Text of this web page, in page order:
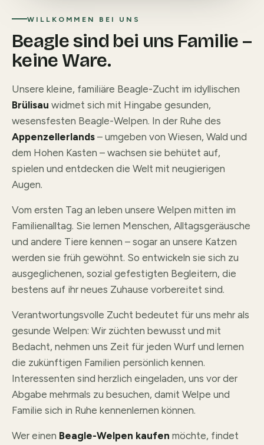
WILLKOMMEN BEI UNS
Beagle sind bei uns Familie –
keine Ware.
Unsere kleine, familiäre Beagle-Zucht im idyllischen
Brülisau widmet sich mit Hingabe gesunden,
wesensfesten Beagle-Welpen. In der Ruhe des
Appenzellerlands – umgeben von Wiesen, Wald und
dem Hohen Kasten – wachsen sie behütet auf,
spielen und entdecken die Welt mit neugierigen
Augen.
Vom ersten Tag an leben unsere Welpen mitten im
Familienalltag. Sie lernen Menschen, Alltagsgeräusche
und andere Tiere kennen – sogar an unsere Katzen
werden sie früh gewöhnt. So entwickeln sie sich zu
ausgeglichenen, sozial gefestigten Begleitern, die
bestens auf ihr neues Zuhause vorbereitet sind.
Verantwortungsvolle Zucht bedeutet für uns mehr als
gesunde Welpen: Wir züchten bewusst und mit
Bedacht, nehmen uns Zeit für jeden Wurf und lernen
die zukünftigen Familien persönlich kennen.
Interessenten sind herzlich eingeladen, uns vor der
Abgabe mehrmals zu besuchen, damit Welpe und
Familie sich in Ruhe kennenlernen können.
Wer einen Beagle-Welpen kaufen möchte, findet